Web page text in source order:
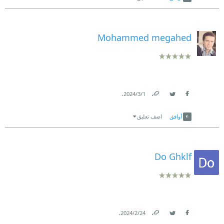
Mohammed megahed
1‏/3‏/2024
.
أوافق اضف تعليق
Do Ghklf
24‏/2‏/2024
.